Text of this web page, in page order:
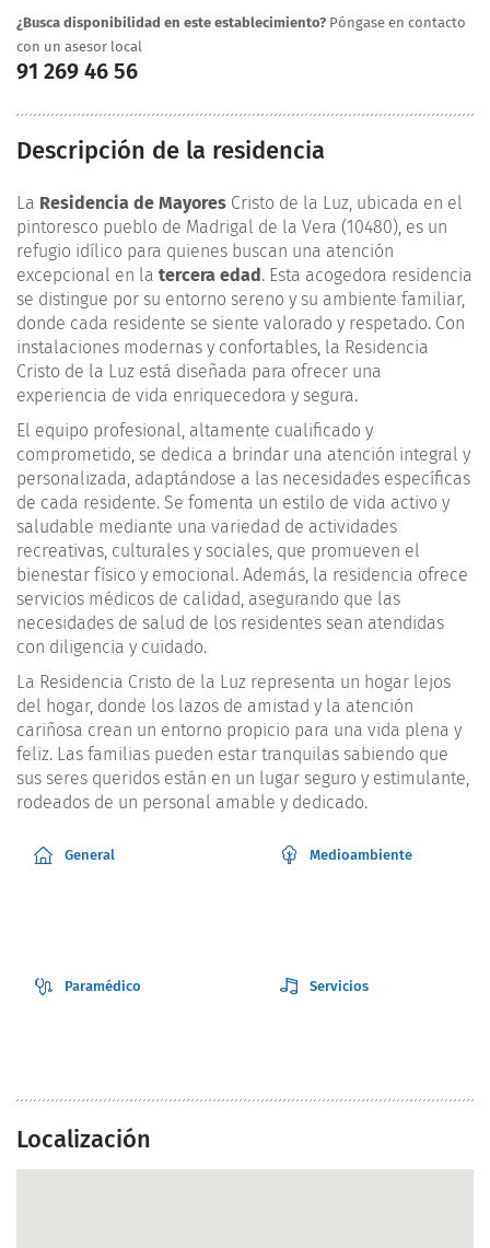
¿Busca disponibilidad en este establecimiento? Póngase en contacto
con un asesor local
91 269 46 56
Descripción de la residencia
La Residencia de Mayores Cristo de la Luz, ubicada en el
pintoresco pueblo de Madrigal de la Vera (10480), es un
refugio idílico para quienes buscan una atención
excepcional en la tercera edad. Esta acogedora residencia
se distingue por su entorno sereno y su ambiente familiar,
donde cada residente se siente valorado y respetado. Con
instalaciones modernas y confortables, la Residencia
Cristo de la Luz está diseñada para ofrecer una
experiencia de vida enriquecedora y segura.
El equipo profesional, altamente cualificado y
comprometido, se dedica a brindar una atención integral y
personalizada, adaptándose a las necesidades específicas
de cada residente. Se fomenta un estilo de vida activo y
saludable mediante una variedad de actividades
recreativas, culturales y sociales, que promueven el
bienestar físico y emocional. Además, la residencia ofrece
servicios médicos de calidad, asegurando que las
necesidades de salud de los residentes sean atendidas
con diligencia y cuidado.
La Residencia Cristo de la Luz representa un hogar lejos
del hogar, donde los lazos de amistad y la atención
cariñosa crean un entorno propicio para una vida plena y
feliz. Las familias pueden estar tranquilas sabiendo que
sus seres queridos están en un lugar seguro y estimulante,
rodeados de un personal amable y dedicado.
General Medioambiente
Paramédico Servicios
Localización